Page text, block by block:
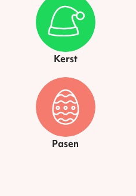
Kerst
Pasen